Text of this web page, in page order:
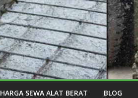
HARGA SEWA ALAT BERAT BLOG